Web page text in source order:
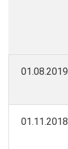
01.08.2019
01.11.2018